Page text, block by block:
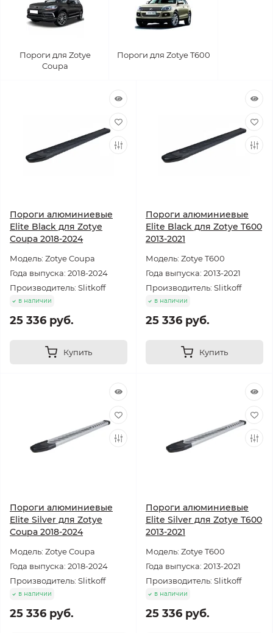
Пороги для Zotye
Coupa
Пороги для Zotye T600
Пороги алюминиевые
Elite Black для Zotye
Coupa 2018-2024
Модель: Zotye Coupa
Года выпуска: 2018-2024
Производитель: Slitkoff
в наличии
25 336 руб.
Купить
Пороги алюминиевые
Elite Black для Zotye T600
2013-2021
Модель: Zotye T600
Года выпуска: 2013-2021
Производитель: Slitkoff
в наличии
25 336 руб.
Купить
Пороги алюминиевые
Elite Silver для Zotye
Coupa 2018-2024
Модель: Zotye Coupa
Года выпуска: 2018-2024
Производитель: Slitkoff
в наличии
25 336 руб.
Пороги алюминиевые
Elite Silver для Zotye T600
2013-2021
Модель: Zotye T600
Года выпуска: 2013-2021
Производитель: Slitkoff
в наличии
25 336 руб.